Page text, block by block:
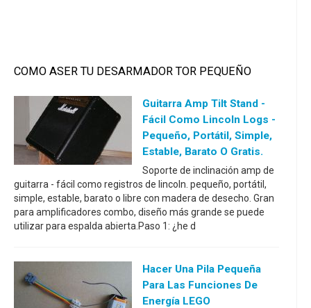
COMO ASER TU DESARMADOR TOR PEQUEÑO
Guitarra Amp Tilt Stand -
Fácil Como Lincoln Logs -
Pequeño, Portátil, Simple,
Estable, Barato O Gratis.
Soporte de inclinación amp de
guitarra - fácil como registros de lincoln. pequeño, portátil,
simple, estable, barato o libre con madera de desecho. Gran
para amplificadores combo, diseño más grande se puede
utilizar para espalda abierta.Paso 1: ¿he d
Hacer Una Pila Pequeña
Para Las Funciones De
Energía LEGO